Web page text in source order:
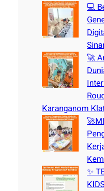
💻
🚀
Karanganom
✨